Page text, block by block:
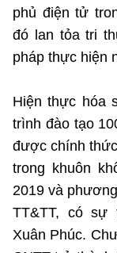
Địa chỉ: Ban Biên
Điện thoại: 024
©2025 Bản quyền
(Ghi rõ nguồn
phủ điện tử
đó lan tỏa tri
pháp thực hiện
Hiện thực hóa
trình đào tạo
được chính
trong khuôn
2019 và
TT&TT, có sự
Xuân Phúc.